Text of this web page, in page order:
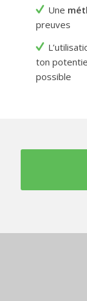
Une
preuves
ton
possible